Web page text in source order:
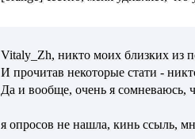
Vitaly_Zh, никто моих близких из
И прочитав некоторые стати -
Да и вообще, очень я сомневаюсь,
я опросов не нашла, кинь ссыль,